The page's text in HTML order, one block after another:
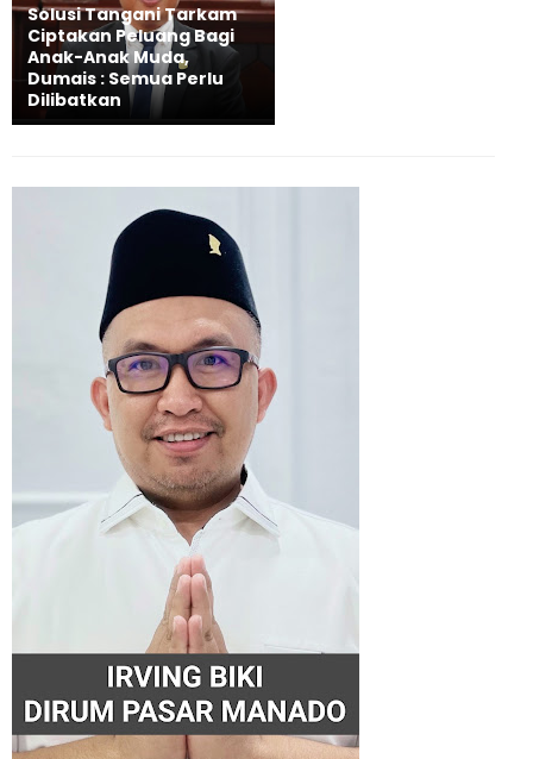
Solusi Tangani Tarkam
Ciptakan Peluang Bagi
Anak-Anak Muda,
Dumais : Semua Perlu
Dilibatkan